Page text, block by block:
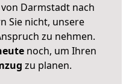
Darmstadt nach
Sie nicht, unsere
zu nehmen.
noch, um Ihren
zu planen.